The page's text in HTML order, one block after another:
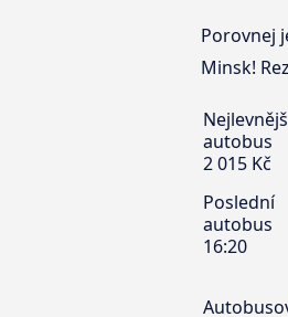
Porovnej
Minsk!
autobus
2 015 Kč
Poslední
autobus
16:20